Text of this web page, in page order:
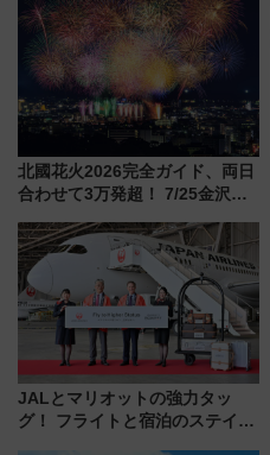
別企画
北國花火2026完全ガイド、両日
合わせて3万発超！ 7/25金沢大
会の日程・アクセス・観覧席ま
とめ（石川県）
JALとマリオットの強力タッ
グ！ フライトと宿泊のステイタ